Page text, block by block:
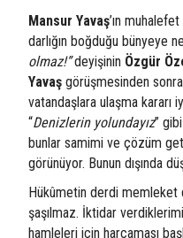
Mansur Yavaş’ın
darlığın boğduğu bünyeye
olmaz!”deyişinin Özgür
Yavaş görüşmesinden
vatandaşlara ulaşma kararı
“Denizlerin yolundayız”
bunlar samimi ve çözüm
görünüyor. Bunun dışında
Hükûmetin derdi memleket
şaşılmaz. İktidar
hamleleri için harcaması